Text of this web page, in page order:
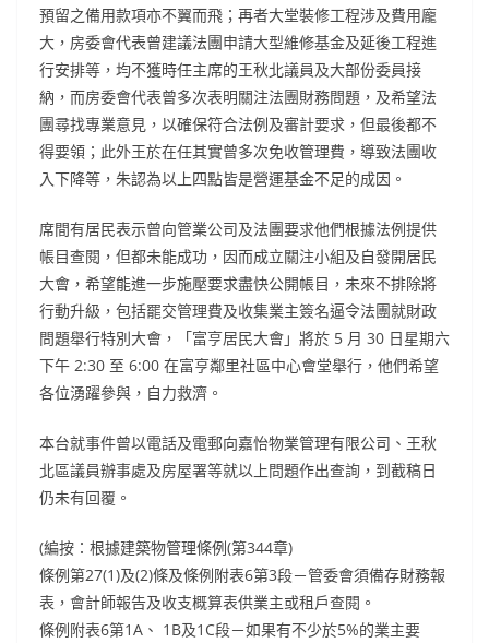
預留之備用款項亦不翼而飛；再者大堂裝修工程涉及費用龐
大，房委會代表曾建議法團申請大型維修基金及延後工程進
行安排等，均不獲時任主席的王秋北議員及大部份委員接
納，而房委會代表曾多次表明關注法團財務問題，及希望法
團尋找專業意見，以確保符合法例及審計要求，但最後都不
得要領；此外王於在任其實曾多次免收管理費，導致法團收
入下降等，朱認為以上四點皆是營運基金不足的成因。
席間有居民表示曾向管業公司及法團要求他們根據法例提供
帳目查閱，但都未能成功，因而成立關注小組及自發開居民
大會，希望能進一步施壓要求盡快公開帳目，未來不排除將
行動升級，包括罷交管理費及收集業主簽名逼令法團就財政
問題舉行特別大會，「富亨居民大會」將於 5 月 30 日星期六
下午 2:30 至 6:00 在富亨鄰里社區中心會堂舉行，他們希望
各位湧躍參與，自力救濟。
本台就事件曾以電話及電郵向嘉怡物業管理有限公司、王秋
北區議員辦事處及房屋署等就以上問題作出查詢，到截稿日
仍未有回覆。
(編按：根據建築物管理條例(第344章)
條例第27(1)及(2)條及條例附表6第3段－管委會須備存財務報
表，會計師報告及收支概算表供業主或租戶查閱。
條例附表6第1A、 1B及1C段－如果有不少於5%的業主要